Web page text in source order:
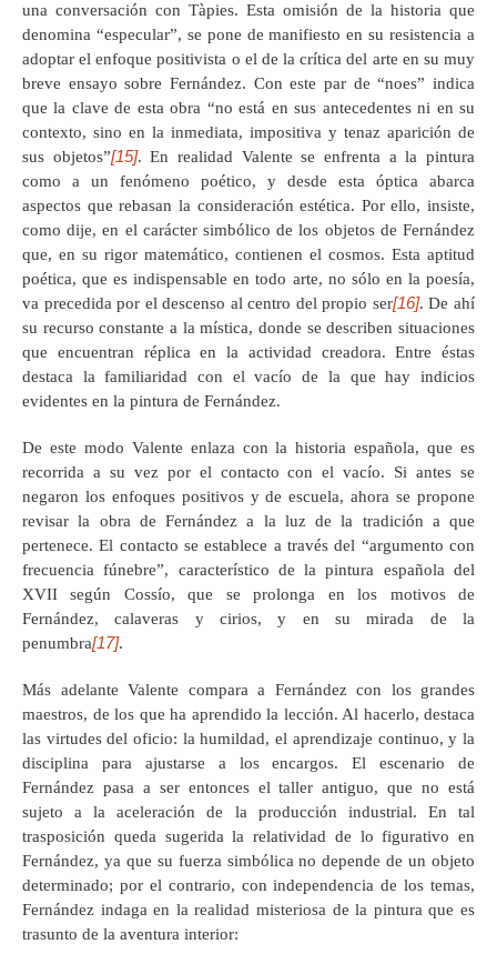
una conversación con Tàpies. Esta omisión de la historia que
denomina “especular”, se pone de manifiesto en su resistencia a
adoptar el enfoque positivista o el de la crítica del arte en su muy
breve ensayo sobre Fernández. Con este par de “noes” indica
que la clave de esta obra “no está en sus antecedentes ni en su
contexto, sino en la inmediata, impositiva y tenaz aparición de
sus objetos”[15]. En realidad Valente se enfrenta a la pintura
como a un fenómeno poético, y desde esta óptica abarca
aspectos que rebasan la consideración estética. Por ello, insiste,
como dije, en el carácter simbólico de los objetos de Fernández
que, en su rigor matemático, contienen el cosmos. Esta aptitud
poética, que es indispensable en todo arte, no sólo en la poesía,
va precedida por el descenso al centro del propio ser[16]. De ahí
su recurso constante a la mística, donde se describen situaciones
que encuentran réplica en la actividad creadora. Entre éstas
destaca la familiaridad con el vacío de la que hay indicios
evidentes en la pintura de Fernández.
De este modo Valente enlaza con la historia española, que es
recorrida a su vez por el contacto con el vacío. Si antes se
negaron los enfoques positivos y de escuela, ahora se propone
revisar la obra de Fernández a la luz de la tradición a que
pertenece. El contacto se establece a través del “argumento con
frecuencia fúnebre”, característico de la pintura española del
XVII según Cossío, que se prolonga en los motivos de
Fernández, calaveras y cirios, y en su mirada de la
penumbra[17].
Más adelante Valente compara a Fernández con los grandes
maestros, de los que ha aprendido la lección. Al hacerlo, destaca
las virtudes del oficio: la humildad, el aprendizaje continuo, y la
disciplina para ajustarse a los encargos. El escenario de
Fernández pasa a ser entonces el taller antiguo, que no está
sujeto a la aceleración de la producción industrial. En tal
trasposición queda sugerida la relatividad de lo figurativo en
Fernández, ya que su fuerza simbólica no depende de un objeto
determinado; por el contrario, con independencia de los temas,
Fernández indaga en la realidad misteriosa de la pintura que es
trasunto de la aventura interior: